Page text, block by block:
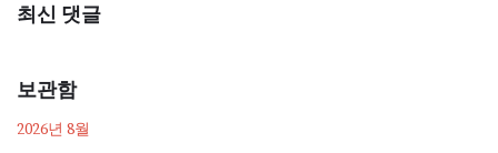
최신 댓글
보관함
2026년 8월